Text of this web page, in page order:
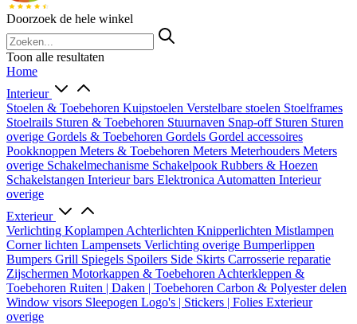
Doorzoek de hele winkel
Toon alle resultaten
Home
Interieur
Stoelen & Toebehoren Kuipstoelen Verstelbare stoelen Stoelframes
Stoelrails Sturen & Toebehoren Stuurnaven Snap-off Sturen Sturen
overige Gordels & Toebehoren Gordels Gordel accessoires
Pookknoppen Meters & Toebehoren Meters Meterhouders Meters
overige Schakelmechanisme Schakelpook Rubbers & Hoezen
Schakelstangen Interieur bars Elektronica Automatten Interieur
overige
Exterieur
Verlichting Koplampen Achterlichten Knipperlichten Mistlampen
Corner lichten Lampensets Verlichting overige Bumperlippen
Bumpers Grill Spiegels Spoilers Side Skirts Carrosserie reparatie
Zijschermen Motorkappen & Toebehoren Achterkleppen &
Toebehoren Ruiten | Daken | Toebehoren Carbon & Polyester delen
Window visors Sleepogen Logo's | Stickers | Folies Exterieur
overige